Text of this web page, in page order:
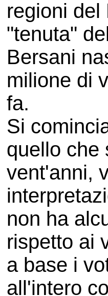
regioni del
"tenuta"
Bersani
milione di
fa.
Si
quello che
vent'anni,
non ha
rispetto ai
a base i
all'intero